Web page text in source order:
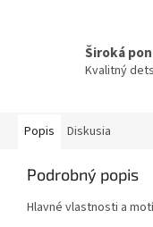
Široká
Kvalitný
Popis Diskusia
Podrobný popis
Hlavné vlastnosti a